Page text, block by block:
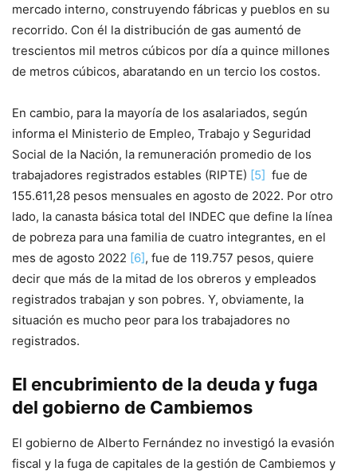
mercado interno, construyendo fábricas y pueblos en su
recorrido. Con él la distribución de gas aumentó de
trescientos mil metros cúbicos por día a quince millones
de metros cúbicos, abaratando en un tercio los costos.
En cambio, para la mayoría de los asalariados, según
informa el Ministerio de Empleo, Trabajo y Seguridad
Social de la Nación, la remuneración promedio de los
trabajadores registrados estables (RIPTE) [5] fue de
155.611,28 pesos mensuales en agosto de 2022. Por otro
lado, la canasta básica total del INDEC que define la línea
de pobreza para una familia de cuatro integrantes, en el
mes de agosto 2022 [6], fue de 119.757 pesos, quiere
decir que más de la mitad de los obreros y empleados
registrados trabajan y son pobres. Y, obviamente, la
situación es mucho peor para los trabajadores no
registrados.
El encubrimiento de la deuda y fuga
del gobierno de Cambiemos
El gobierno de Alberto Fernández no investigó la evasión
fiscal y la fuga de capitales de la gestión de Cambiemos y